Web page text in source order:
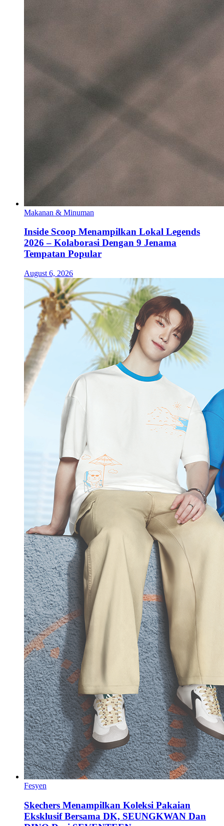
Makanan & Minuman
Inside Scoop Menampilkan Lokal Legends
2026 – Kolaborasi Dengan 9 Jenama
Tempatan Popular
August 6, 2026
Fesyen
Skechers Menampilkan Koleksi Pakaian
Eksklusif Bersama DK, SEUNGKWAN Dan